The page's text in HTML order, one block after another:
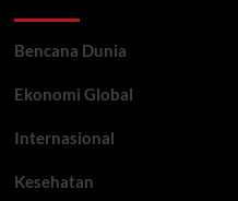
Bencana Dunia
Ekonomi Global
Internasional
Kesehatan